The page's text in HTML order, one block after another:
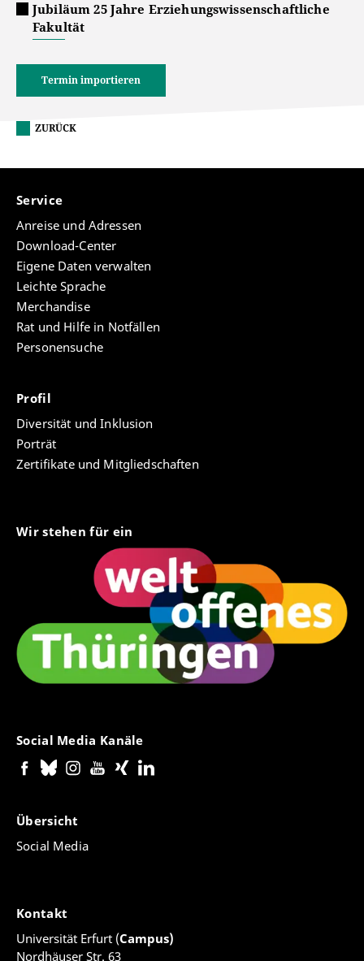
Jubiläum 25 Jahre Erziehungswissenschaftliche
Fakultät
Termin importieren
ZURÜCK
Service
Anreise und Adressen
Download-Center
Eigene Daten verwalten
Leichte Sprache
Merchandise
Rat und Hilfe in Notfällen
Personensuche
Profil
Diversität und Inklusion
Porträt
Zertifikate und Mitgliedschaften
Wir stehen für ein
Social Media Kanäle
Übersicht
Social Media
Kontakt
Universität Erfurt (Campus)
Nordhäuser Str. 63